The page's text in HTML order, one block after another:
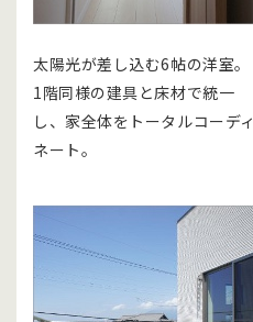
太陽光が差し込む6帖の洋室。
1階同様の建具と床材で統一
し、家全体をトータルコーディ
ネート。